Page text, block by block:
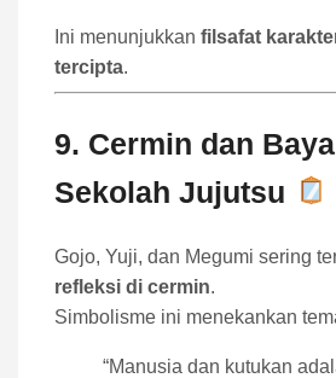
Ini menunjukkan filsafat
tercipta.
9. Cermin dan
Sekolah Jujutsu
Gojo, Yuji, dan Megumi sering
refleksi di cermin.
Simbolisme ini menekankan
“Manusia dan kutukan